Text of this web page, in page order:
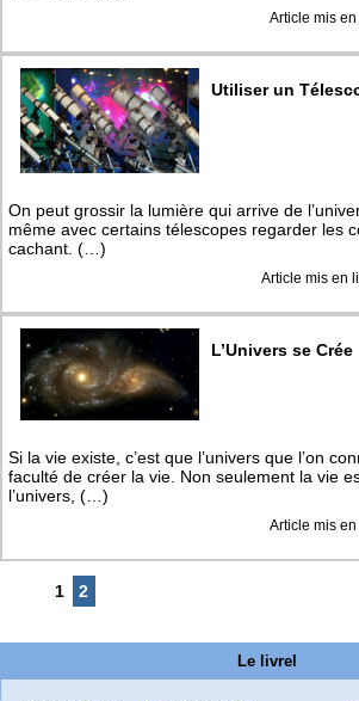
Article mis
Utiliser un
On peut grossir la lumière qui arrive de
même avec certains télescopes regarder les
cachant. (…)
Article mis en
L’Univers se Crée
Si la vie existe, c’est que l’univers que l’on
faculté de créer la vie. Non seulement la vie
l’univers, (…)
Article mis
1 2
Le livrel